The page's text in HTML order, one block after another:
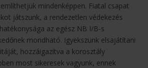
mindenképpen. Fiatal csapat
játszunk, a rendezetlen védekezés
az egész NB I/B-s
mondható. Igyekszünk elsajátítani
hozzáigazítva a korosztály
most sikeresek vagyunk, ennek